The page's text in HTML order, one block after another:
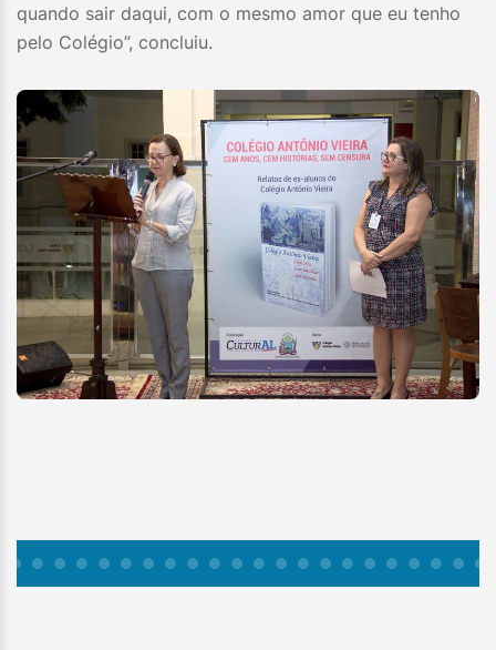
quando sair daqui, com o mesmo amor que eu tenho
pelo Colégio”, concluiu.